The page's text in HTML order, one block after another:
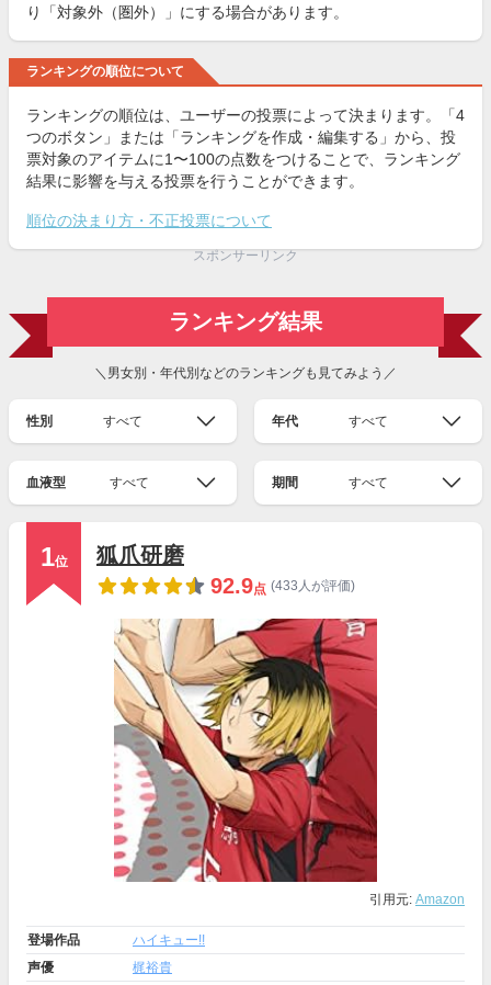
り「対象外（圏外）」にする場合があります。
ランキングの順位について
ランキングの順位は、ユーザーの投票によって決まります。「4
つのボタン」または「ランキングを作成・編集する」から、投
票対象のアイテムに1〜100の点数をつけることで、ランキング
結果に影響を与える投票を行うことができます。
順位の決まり方・不正投票について
スポンサーリンク
ランキング結果
＼男女別・年代別などのランキングも見てみよう／
性別 すべて 年代 すべて
血液型 すべて 期間 すべて
1位
狐爪研磨
92.9点 (433人が評価)
引用元: Amazon
登場作品
ハイキュー!!
声優
梶裕貴